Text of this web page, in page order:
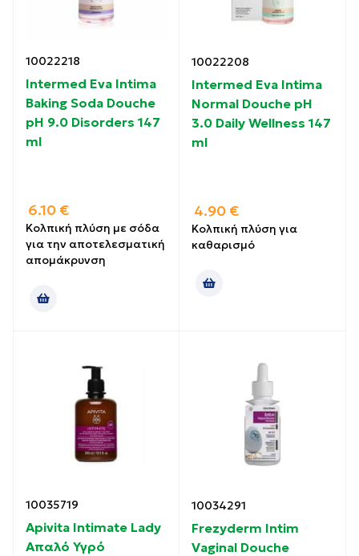
10022218
Intermed Eva Intima
Baking Soda Douche
pH 9.0 Disorders 147
ml
6.10 €
Κολπική πλύση με σόδα
για την αποτελεσματική
απομάκρυνση
10022208
Intermed Eva Intima
Normal Douche pH
3.0 Daily Wellness 147
ml
4.90 €
Κολπική πλύση για
καθαρισμό
10035719
Apivita Intimate Lady
Απαλό Υγρό
10034291
Frezyderm Intim
Vaginal Douche